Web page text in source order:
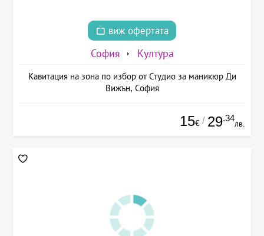
виж офертата
София Култура
Кавитация на зона по избор от Студио за маникюр Ди
Вижън, София
15€ / 29.34
лв.